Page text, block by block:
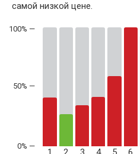
самой низкой цене.
50% —